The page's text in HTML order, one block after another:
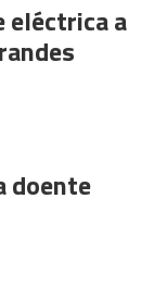
a
doente